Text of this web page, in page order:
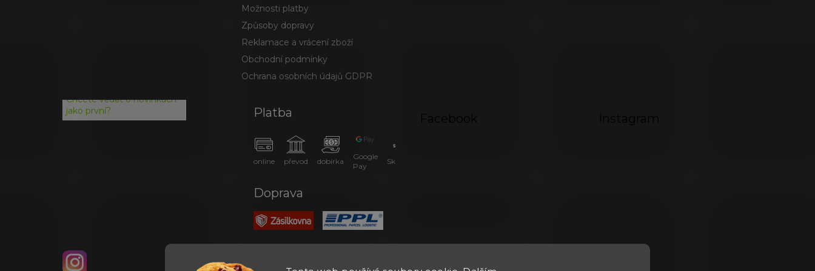
Možnosti platby
Způsoby dopravy
Reklamace a vrácení zboží
Obchodní podmínky
Ochrana osobních údajů GDPR
Chcete vědět o novinkách
jako první?
Platba
online převod dobírka
Google
Pay
SkipPay
Doprava